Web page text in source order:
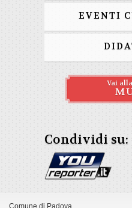
EVENTI
Vai
Condividi su:
Comune di Padova